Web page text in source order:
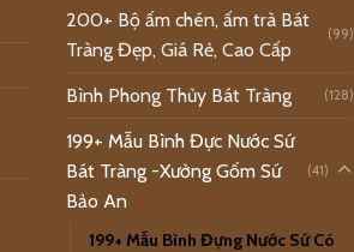
200+ Bộ ấm chén, ấm trà Bát
Tràng Đẹp, Giá Rẻ, Cao Cấp
(99)
Bình Phong Thủy Bát Tràng (128)
199+ Mẫu Bình Đực Nước Sứ
Bát Tràng -Xưởng Gốm Sứ
Bảo An
(41)
199+ Mẫu Bình Đựng Nước Sứ Có